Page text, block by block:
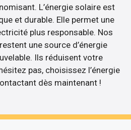
L’énergie solaire est
et durable. Elle permet une
plus responsable. Nos
une source d’énergie
Ils réduisent votre
pas, choisissez l’énergie
dès maintenant !